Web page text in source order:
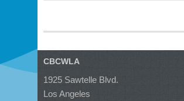
CBCWLA
1925 Sawtelle Blvd.
Los Angeles